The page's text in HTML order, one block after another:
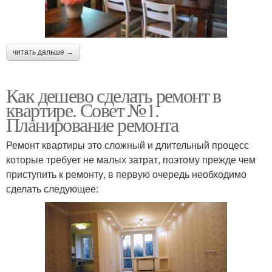
читать дальше →
Как дешево сделать ремонт в
квартире. Совет №1.
Планирование ремонта
Ремонт квартиры это сложный и длительный процесс
которые требует не малых затрат, поэтому прежде чем
приступить к ремонту, в первую очередь необходимо
сделать следующее: